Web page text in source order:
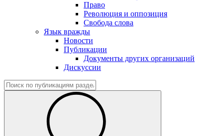
Право
Революция и оппозиция
Свобода слова
Язык вражды
Новости
Публикации
Документы других организаций
Дискуссии